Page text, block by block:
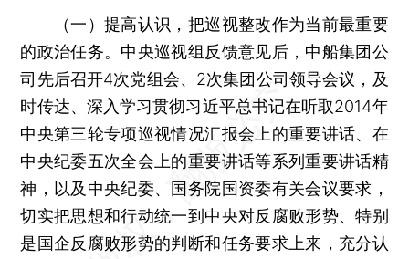
（一）提高认识，把巡视整改作为当前最重要
的政治任务。中央巡视组反馈意见后，中船集团公
司先后召开4次党组会、2次集团公司领导会议，及
时传达、深入学习贯彻习近平总书记在听取2014年
中央第三轮专项巡视情况汇报会上的重要讲话、在
中央纪委五次全会上的重要讲话等系列重要讲话精
神，以及中央纪委、国务院国资委有关会议要求，
切实把思想和行动统一到中央对反腐败形势、特别
是国企反腐败形势的判断和任务要求上来，充分认